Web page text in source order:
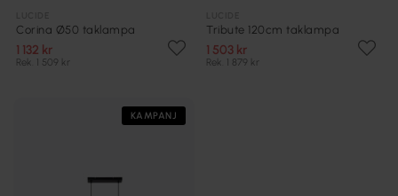
Corina Ø50 taklampa
1 132 kr
Rek. 1 509 kr
Tribute 120cm taklampa
1 503 kr
Rek. 1 879 kr
KAMPANJ